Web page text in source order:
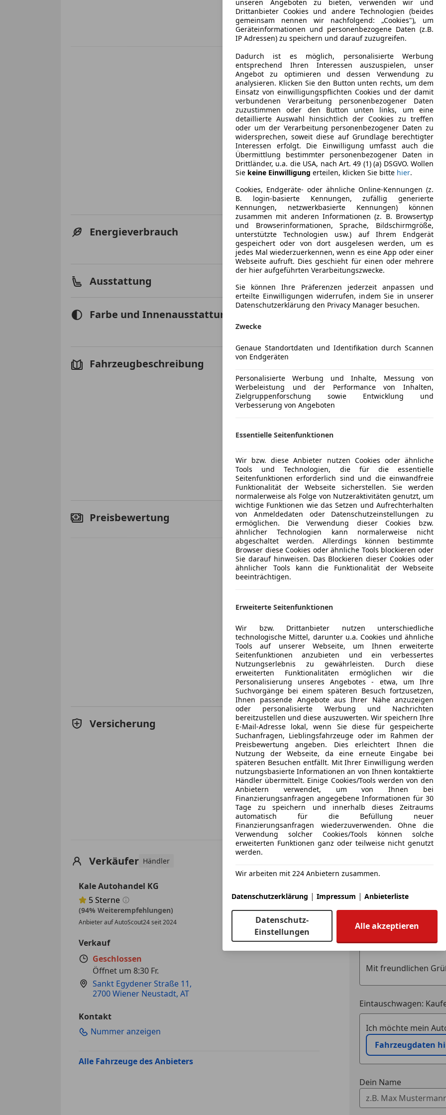
Hubraum
1 598 cm³
Gänge
5
Energieverbrauch Kraftstoff
Benzin
CO₂-Emissionen
159 g/km
Ausstattung
Elektrische
Elektrische
Tempomat
Sicherheit
ABS
Extras
Alufelgen
Mehr anzeigen
Farbe und Innenausstattung
Lackierung
Fahrzeugbeschreibung Verkauf ohne Gewährleistung ! nur an Gewerbe
Pickerl bis 04.2026 + 4 Monate
Peugeot 5008 1,6 VTI 120 PS Access
Kilometerstand: 255.996 (Servicehistorie )
Klima, Tempomat
Voll Fahrbereit.
Irrtümer, Zwischenverkauf und Rechtschreibfehler
vorbehalten
Besichtigungen ausschließlich
nach TERMINVEREINBARUNG.
Mehr anzeigen
Preisbewertung Mehr anzeigen
Versicherung Kfz-Versicherung
Versicherungsschutz an Ihre Bedürfnisse
Freischaden-Gutschein ab Stufe 0
Auto einfach online versichern & Rabatt holen
Jetzt berechnen
Verkäufer Händler
Kale Autohandel KG
Sternebewertung 5 von 5
5Sterne
(94% Weiterempfehlungen)
Anbieter auf AutoScout24 seit 2024
Verkauf
Geschlossen
Öffnet um 8:30 Fr.
Sankt Egydener Straße 11,
2700 Wiener Neustadt, AT
Kontakt
Nummer anzeigen
Alle Fahrzeuge des Anbieters
Anbieter
Eintauschwagen:
Ich möchte mein
Fahrzeugdaten
Dein Name
unseren Angeboten zu bieten, verwenden wir und
Drittanbieter Cookies und andere Technologien (beides
gemeinsam nennen wir nachfolgend: „Cookies"), um
Geräteinformationen und personenbezogene Daten (z.B.
IP Adressen) zu speichern und darauf zuzugreifen.
Dadurch ist es möglich, personalisierte Werbung
entsprechend Ihren Interessen auszuspielen, unser
Angebot zu optimieren und dessen Verwendung zu
analysieren. Klicken Sie den Button unten rechts, um dem
Einsatz von einwilligungspflichten Cookies und der damit
verbundenen Verarbeitung personenbezogener Daten
zuzustimmen oder den Button unten links, um eine
detaillierte Auswahl hinsichtlich der Cookies zu treffen
oder um der Verarbeitung personenbezogener Daten zu
widersprechen, soweit diese auf Grundlage berechtigter
Interessen erfolgt. Die Einwilligung umfasst auch die
Übermittlung bestimmter personenbezogener Daten in
Drittländer, u.a. die USA, nach Art. 49 (1) (a) DSGVO. Wollen
Sie keine Einwilligung erteilen, klicken Sie bitte hier.
Cookies, Endgeräte- oder ähnliche Online-Kennungen (z.
B. login-basierte Kennungen, zufällig generierte
Kennungen, netzwerkbasierte Kennungen) können
zusammen mit anderen Informationen (z. B. Browsertyp
und Browserinformationen, Sprache, Bildschirmgröße,
unterstützte Technologien usw.) auf Ihrem Endgerät
gespeichert oder von dort ausgelesen werden, um es
jedes Mal wiederzuerkennen, wenn es eine App oder einer
Webseite aufruft. Dies geschieht für einen oder mehrere
der hier aufgeführten Verarbeitungszwecke.
Sie können Ihre Präferenzen jederzeit anpassen und
erteilte Einwilligungen widerrufen, indem Sie in unserer
Datenschutzerklärung den Privacy Manager besuchen.
Zwecke
Genaue Standortdaten und Identifikation durch Scannen
von Endgeräten
Personalisierte Werbung und Inhalte, Messung von
Werbeleistung und der Performance von Inhalten,
Zielgruppenforschung sowie Entwicklung und
Verbesserung von Angeboten
Essentielle Seitenfunktionen
Wir bzw. diese Anbieter nutzen Cookies oder ähnliche
Tools und Technologien, die für die essentielle
Seitenfunktionen erforderlich sind und die einwandfreie
Funktionalität der Webseite sicherstellen. Sie werden
normalerweise als Folge von Nutzeraktivitäten genutzt, um
wichtige Funktionen wie das Setzen und Aufrechterhalten
von Anmeldedaten oder Datenschutzeinstellungen zu
ermöglichen. Die Verwendung dieser Cookies bzw.
ähnlicher Technologien kann normalerweise nicht
abgeschaltet werden. Allerdings können bestimmte
Browser diese Cookies oder ähnliche Tools blockieren oder
Sie darauf hinweisen. Das Blockieren dieser Cookies oder
ähnlicher Tools kann die Funktionalität der Webseite
beeinträchtigen.
Erweiterte Seitenfunktionen
Wir bzw. Drittanbieter nutzen unterschiedliche
technologische Mittel, darunter u.a. Cookies und ähnliche
Tools auf unserer Webseite, um Ihnen erweiterte
Seitenfunktionen anzubieten und ein verbessertes
Nutzungserlebnis zu gewährleisten. Durch diese
erweiterten Funktionalitäten ermöglichen wir die
Personalisierung unseres Angebotes - etwa, um Ihre
Suchvorgänge bei einem späteren Besuch fortzusetzen,
Ihnen passende Angebote aus Ihrer Nähe anzuzeigen
oder personalisierte Werbung und Nachrichten
bereitzustellen und diese auszuwerten. Wir speichern Ihre
E-Mail-Adresse lokal, wenn Sie diese für gespeicherte
Suchanfragen, Lieblingsfahrzeuge oder im Rahmen der
Preisbewertung angeben. Dies erleichtert Ihnen die
Nutzung der Webseite, da eine erneute Eingabe bei
späteren Besuchen entfällt. Mit Ihrer Einwilligung werden
nutzungsbasierte Informationen an von Ihnen kontaktierte
Händler übermittelt. Einige Cookies/Tools werden von den
Anbietern verwendet, um von Ihnen bei
Finanzierungsanfragen angegebene Informationen für 30
Tage zu speichern und innerhalb dieses Zeitraums
automatisch für die Befüllung neuer
Finanzierungsanfragen wiederzuverwenden. Ohne die
Verwendung solcher Cookies/Tools können solche
erweiterten Funktionen ganz oder teilweise nicht genutzt
werden.
Wir arbeiten mit 224 Anbietern zusammen.
Datenschutzerklärung | Impressum | Anbieterliste
Datenschutz-
Einstellungen
Alle akzeptieren